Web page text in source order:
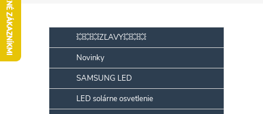
o
č
n
Preskočiť
kategórie💥💥💥ZĽAVY💥💥💥
Novinky
SAMSUNG LED
LED solárne osvetlenie